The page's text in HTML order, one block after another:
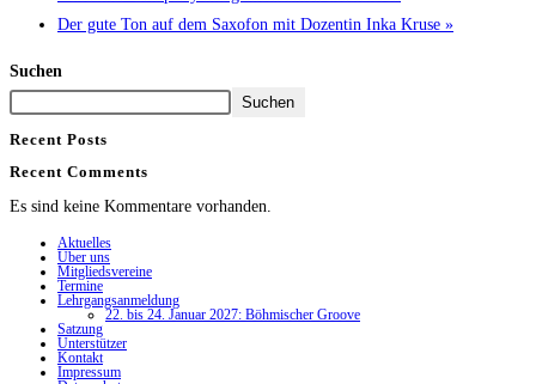
Der gute Ton auf dem Saxofon mit Dozentin Inka Kruse »
Suchen
Suchen
Recent Posts
Recent Comments
Es sind keine Kommentare vorhanden.
Aktuelles
Über uns
Mitgliedsvereine
Termine
Lehrgangsanmeldung
22. bis 24. Januar 2027: Böhmischer Groove
Satzung
Unterstützer
Kontakt
Impressum